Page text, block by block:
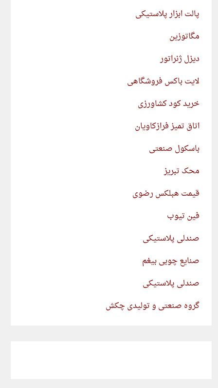
پالت ابزار پلاستیکی
مگاتوزین
دیزل ژنراتور
لایت باکس فروشگاهی
خرید کود کشاورزی
اتاق تمیز فرازکاویان
باسکول صنعتی
محک تبریز
قیمت هبلکس رضوی
فین تیوب
صندلی پلاستیکی
صنایع چوبی بیغم
صندلی پلاستیکی
گروه صنعتی و تولیدی چکش